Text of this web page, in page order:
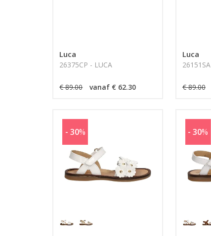
Luca
26375CP - LUCA
€ 89.00 vanaf € 62.30
Luca
€ 89.00
- 30% - 30%